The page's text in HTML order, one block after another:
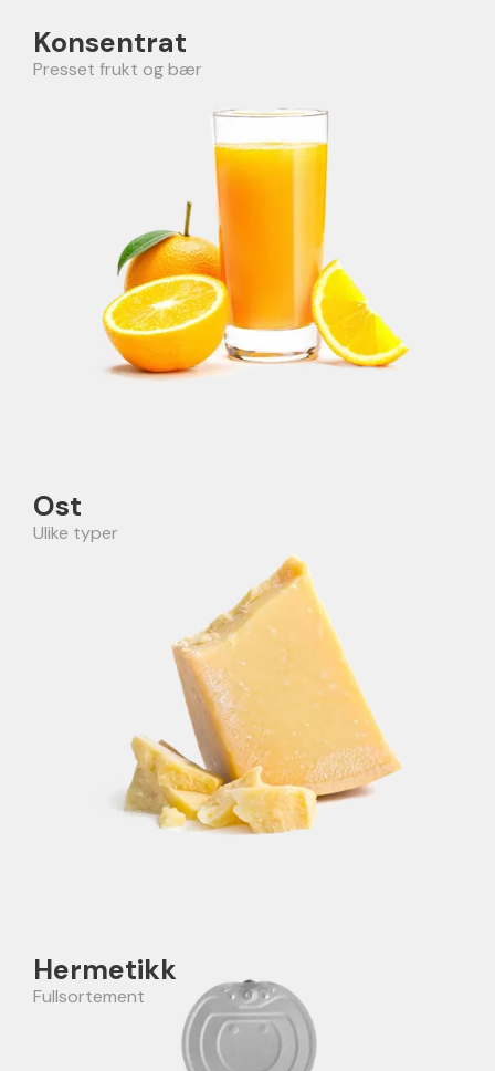
Konsentrat
Presset frukt og bær
Ost
Ulike typer
Hermetikk
Fullsortement